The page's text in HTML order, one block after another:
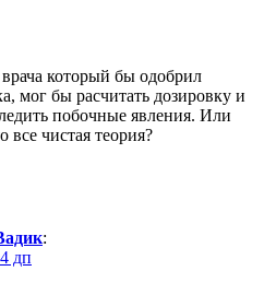
который бы одобрил
мог бы расчитать дозировку и
побочные явления. Или
чистая теория?
:
дп